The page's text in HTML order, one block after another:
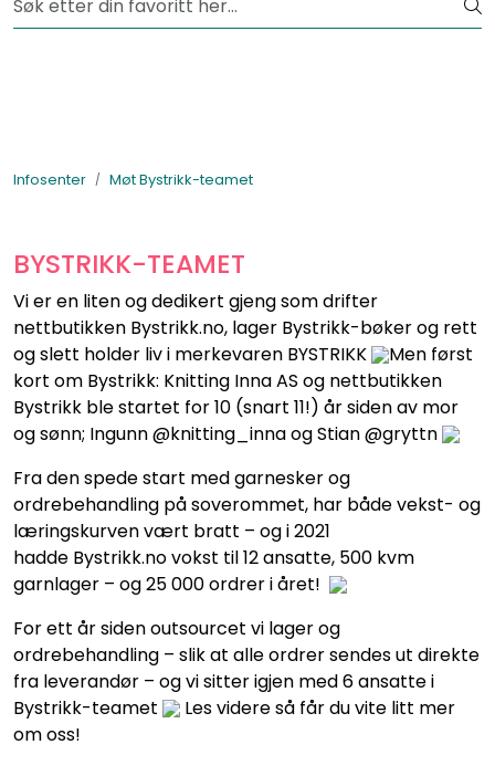
Skip to main contentFri frakt fra kr 1200,-
Infosenter Møt Bystrikk-teamet
BYSTRIKK-TEAMET
Vi er en liten og dedikert gjeng som drifter
nettbutikken Bystrikk.no, lager Bystrikk-bøker og rett
og slett holder liv i merkevaren BYSTRIKK
Men først
kort om Bystrikk: Knitting Inna AS og nettbutikken
Bystrikk ble startet for 10 (snart 11!) år siden av mor
og sønn; Ingunn @knitting_inna og Stian @gryttn
Fra den spede start med garnesker og
ordrebehandling på soverommet, har både vekst- og
læringskurven vært bratt – og i 2021
hadde Bystrikk.no vokst til 12 ansatte, 500 kvm
garnlager – og 25 000 ordrer i året!
For ett år siden outsourcet vi lager og
ordrebehandling – slik at alle ordrer sendes ut direkte
fra leverandør – og vi sitter igjen med 6 ansatte i
Bystrikk-teamet
Les videre så får du vite litt mer
om oss!
Tilbehør
Bøker
Kolleksjoner